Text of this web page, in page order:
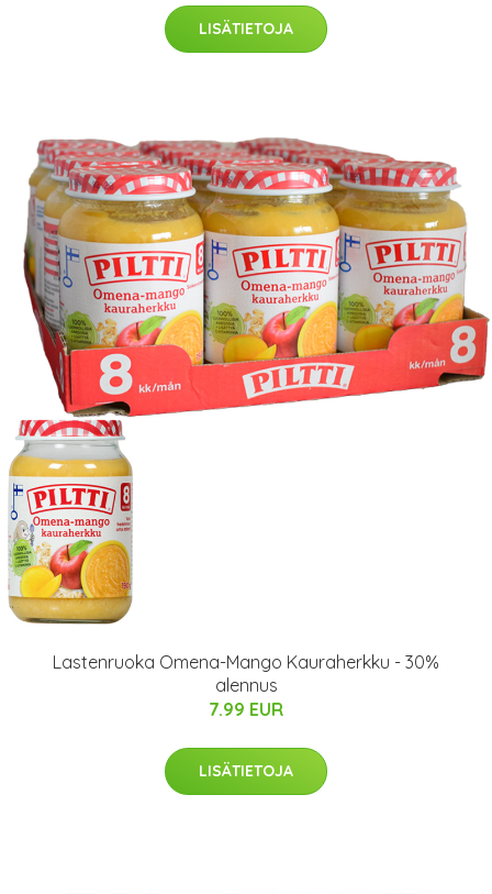
LISÄTIETOJA
Lastenruoka Omena-Mango Kauraherkku - 30%
alennus
7.99 EUR
LISÄTIETOJA